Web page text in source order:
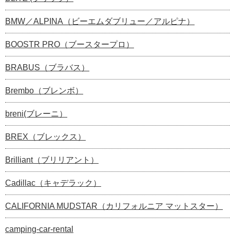
BMW／ALPINA（ビーエムダブリュー／アルピナ）
BOOSTR PRO（ブースタープロ）
BRABUS（ブラバス）
Brembo（ブレンボ）
breni(ブレーニ）
BREX（ブレックス）
Brilliant（ブリリアント）
Cadillac（キャデラック）
CALIFORNIA MUDSTAR（カリフォルニア マットスター）
camping-car-rental